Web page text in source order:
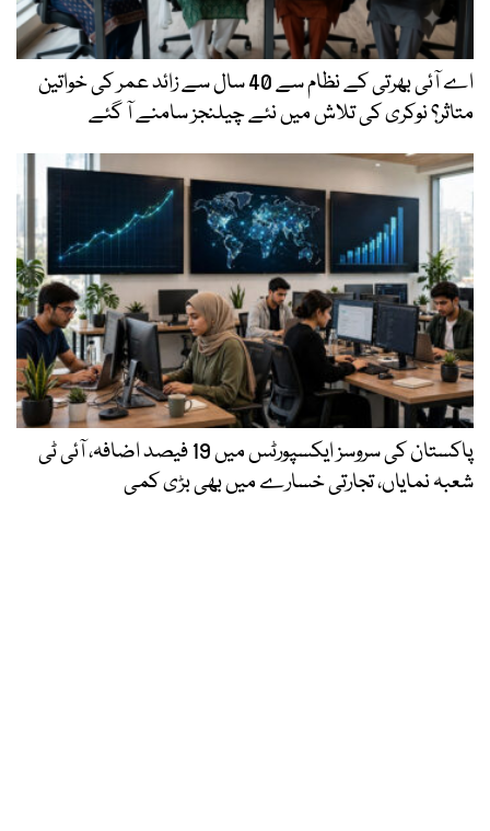
اے آئی بھرتی کے نظام سے 40 سال سے زائد عمر کی خواتین
متاثر؟ نوکری کی تلاش میں نئے چیلنجز سامنے آ گئے
پاکستان کی سروسز ایکسپورٹس میں 19 فیصد اضافہ، آئی ٹی
شعبہ نمایاں، تجارتی خسارے میں بھی بڑی کمی